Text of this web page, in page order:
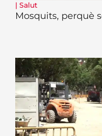
| Salut
Mosquits, perquè